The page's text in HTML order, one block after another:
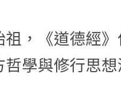
，《道德經
學與修行思想